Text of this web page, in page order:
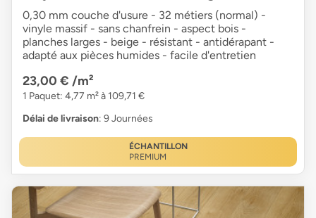
0,30 mm couche d'usure - 32 métiers (normal) -
vinyle massif - sans chanfrein - aspect bois -
planches larges - beige - résistant - antidérapant -
adapté aux pièces humides - facile d'entretien
23,00 € /m²
1 Paquet: 4,77 m² à 109,71 €
Délai de livraison: 9 Journées
ÉCHANTILLON
PREMIUM